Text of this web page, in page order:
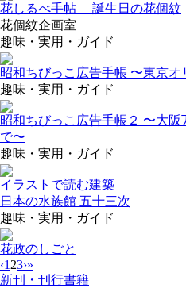
花しるべ手帖 —誕生日の花個紋
花個紋企画室
趣味・実用・ガイド
昭和ちびっこ広告手帳 〜東京
趣味・実用・ガイド
昭和ちびっこ広告手帳２ 〜大阪
で〜
趣味・実用・ガイド
イラストで読む建築
日本の水族館 五十三次
趣味・実用・ガイド
花政のしごと
‹1 23›»
新刊・刊行書籍